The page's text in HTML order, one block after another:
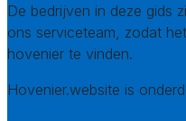
De bedrijven in deze gids
ons serviceteam, zodat
hovenier te vinden.
Hovenier.website is